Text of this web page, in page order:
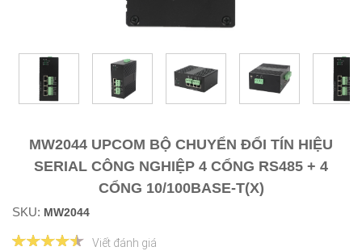
MW2044 UPCOM BỘ CHUYỂN ĐỔI TÍN HIỆU
SERIAL CÔNG NGHIỆP 4 CỔNG RS485 + 4
CỔNG 10/100BASE-T(X)
SKU: MW2044
Viết đánh giá